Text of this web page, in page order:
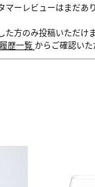
ーレビューはまだあり
た方のみ投稿いただけ
歴一覧 からご確認いた